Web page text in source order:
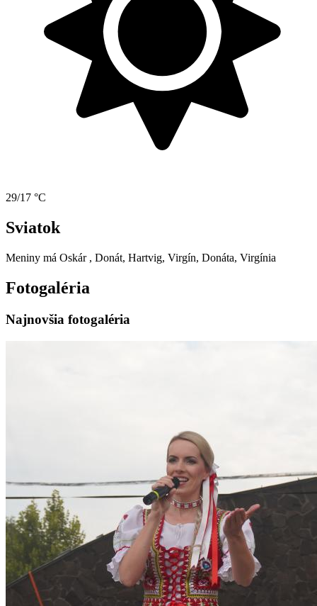
29/17 °C
Sviatok
Meniny má Oskár , Donát, Hartvig, Virgín, Donáta, Virgínia
Fotogaléria
Najnovšia fotogaléria